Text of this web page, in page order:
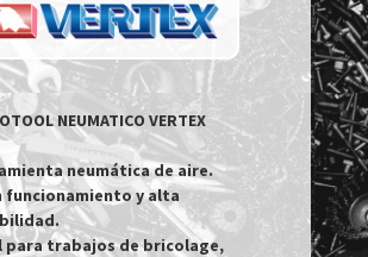
NEUMATICO VERTEX
neumática de aire.
funcionamiento y alta
para trabajos de bricolage,